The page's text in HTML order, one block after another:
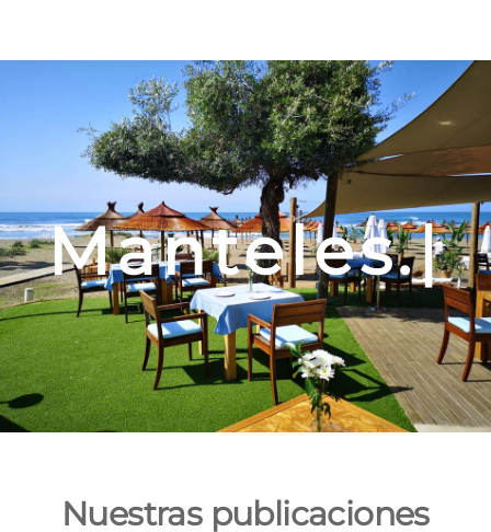
Manteles.|
Nuestras publicaciones